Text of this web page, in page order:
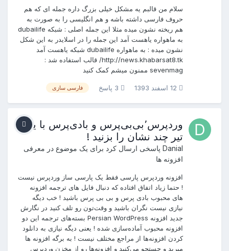
سلام من قالبم یه مشکل خیلی بزرگ داره جمله ای که هم
حروف فارسی داشته باشه و هم انگلیسی را به صورت به
هم ریخته نشون میده مثلا این جمله اصلی : شبکه dubailife
به ماهواره یاهست آمد این جمله را در اسلایدر به این شکل
نشون میده : به ماهواره dubailife شبکه یاهست آمد
http://news.khabarsat8.tk/ قالب استفاده شد :
sevenmag ممنون میشم کمک کنید
12 اسفند 1393 فارسی سازی
وردپرس٬بی‌بی‌پرس و بادی‌پرس با یک
تیر چند نشان را بزنید !
Danial پاسخی ارسال کرد برای یک موضوع در معرفی
افزونه ها
افزونه وردپرس پارسی فقط یک پارسی ساز وردپرس نیست
! حتما زیاد اتفاق افتاده که دنبال فایل های ترجمه افزونه
های محبوب بادی پرس و بی بی پرس باشید ! خب دیگه
نیازی نیست نگران باشید و وقت‌تون رو تلف کنید در نگارش
جدید افزونه Persian WordPress بسته‌های ترجمه این دو
افزونه محبوب آماده‌سازی شده ! یعنی دیگه نیازی به دانلود
کردن افزونه‌ها از مراجع مختلف نیست ! به برگه‌ افزونه ها
میرید و جستجو می‌کنید و افزونه‌ها رو از مخزن وردپرس